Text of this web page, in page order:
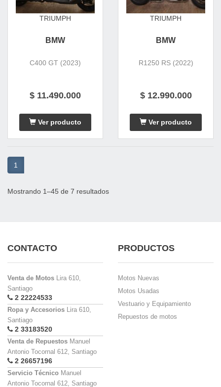
TRIUMPH
BMW
C400 GT (2023)
$ 11.490.000
Ver producto
TRIUMPH
BMW
R1250 RS (2022)
$ 12.990.000
Ver producto
1
Mostrando 1–45 de 7 resultados
CONTACTO
Venta de Motos Lira 610,
Santiago
2 22224533
Ropa y Accesorios Lira 610,
Santiago
2 33183520
Venta de Repuestos Manuel
Antonio Tocornal 612, Santiago
2 26657196
Servicio Técnico Manuel
Antonio Tocornal 612, Santiago
PRODUCTOS
Motos Nuevas
Motos Usadas
Vestuario y Equipamiento
Repuestos de motos